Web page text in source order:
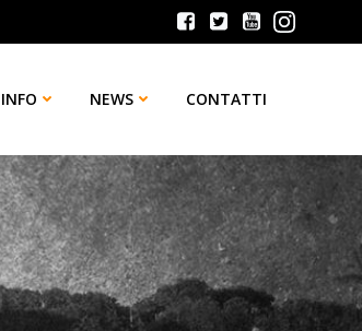
INFO NEWS CONTATTI